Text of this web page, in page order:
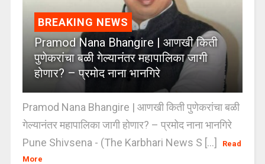
BREAKING NEWS
Pramod Nana Bhangire | आणखी किती
पुणेकरांचा बळी गेल्यानंतर महापालिका जागी
होणार? – प्रमोद नाना भानगिरे
Pramod Nana Bhangire | आणखी किती पुणेकरांचा बळी
गेल्यानंतर महापालिका जागी होणार? – प्रमोद नाना भानगिरे
Pune Shivsena - (The Karbhari News S [...]
Read
More